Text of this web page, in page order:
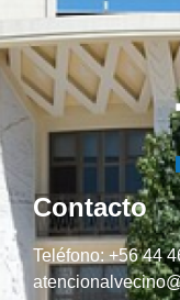
Contacto
Teléfono: +56 44